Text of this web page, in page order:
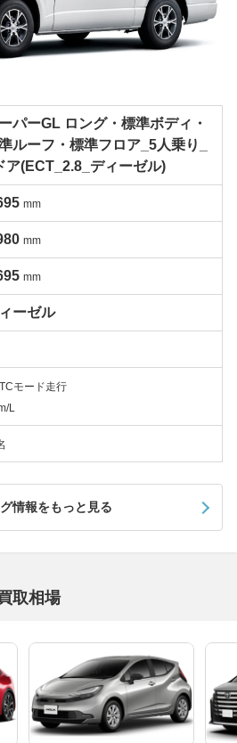
パーGL ロング・標準ボディ・
ルーフ・標準フロア_5人乗り_
ア(ECT_2.8_ディーゼル)
mm
mm
mm
ーゼル
モード走行
L
情報をもっと見る
取相場